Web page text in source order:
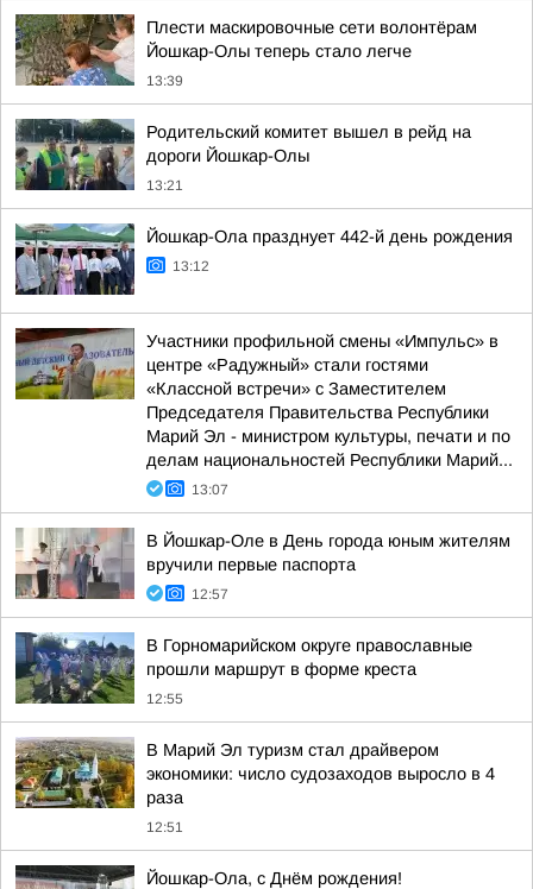
Плести маскировочные сети волонтёрам
Йошкар-Олы теперь стало легче
13:39
Родительский комитет вышел в рейд на
дороги Йошкар-Олы
13:21
Йошкар-Ола празднует 442-й день рождения
13:12
Участники профильной смены «Импульс» в
центре «Радужный» стали гостями
«Классной встречи» с Заместителем
Председателя Правительства Республики
Марий Эл - министром культуры, печати и по
делам национальностей Республики Марий...
13:07
В Йошкар-Оле в День города юным жителям
вручили первые паспорта
12:57
В Горномарийском округе православные
прошли маршрут в форме креста
12:55
В Марий Эл туризм стал драйвером
экономики: число судозаходов выросло в 4
раза
12:51
Йошкар-Ола, с Днём рождения!